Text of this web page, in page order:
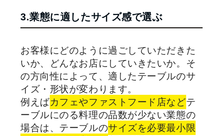
3.業態に適したサイズ感で選ぶ
お客様にどのように過ごしていただきた
いか、どんなお店にしていきたいか。そ
の方向性によって、適したテーブルのサ
イズ・形状が変わります。
例えばカフェやファストフード店などテ
ーブルにのる料理の品数が少ない業態の
場合は、テーブルのサイズを必要最小限